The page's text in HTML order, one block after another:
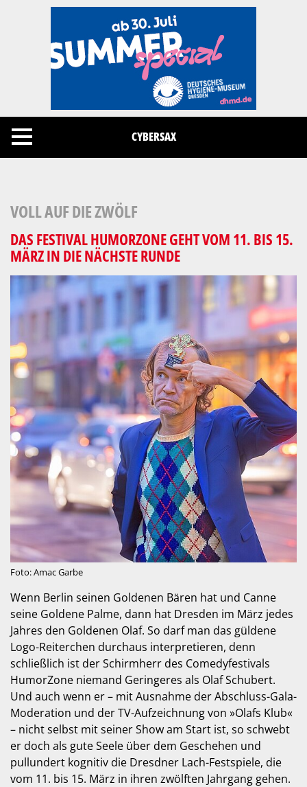
CYBERSAX
VOLL AUF DIE ZWÖLF
DAS FESTIVAL HUMORZONE GEHT VOM 11. BIS 15.
MÄRZ IN DIE NÄCHSTE RUNDE
Foto: Amac Garbe
Wenn Berlin seinen Goldenen Bären hat und Canne
seine Goldene Palme, dann hat Dresden im März jedes
Jahres den Goldenen Olaf. So darf man das güldene
Logo-Reiterchen durchaus interpretieren, denn
schließlich ist der Schirmherr des Comedyfestivals
HumorZone niemand Geringeres als Olaf Schubert.
Und auch wenn er – mit Ausnahme der Abschluss-Gala-
Moderation und der TV-Aufzeichnung von »Olafs Klub«
– nicht selbst mit seiner Show am Start ist, so schwebt
er doch als gute Seele über dem Geschehen und
pullundert kognitiv die Dresdner Lach-Festspiele, die
vom 11. bis 15. März in ihren zwölften Jahrgang gehen.
Cookies management panel